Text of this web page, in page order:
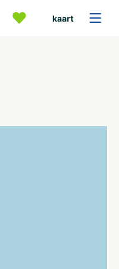
kaart